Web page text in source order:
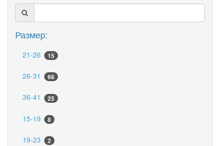
Размер:
21-26 15
26-31 66
36-41 25
15-19 8
19-23 2